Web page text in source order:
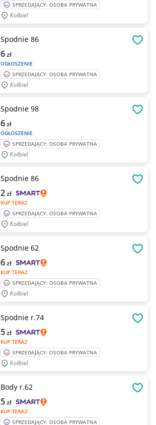
SPRZEDAJĄCY: OSOBA PRYWATNA
Kołbiel
Spodnie 86
OGŁOSZENIE
6zł
SPRZEDAJĄCY: OSOBA PRYWATNA
Kołbiel
Spodnie 98
OGŁOSZENIE
6zł
SPRZEDAJĄCY: OSOBA PRYWATNA
Kołbiel
Spodnie 86
KUP TERAZ
2zł
SPRZEDAJĄCY: OSOBA PRYWATNA
Kołbiel
Spodnie 62
KUP TERAZ
6zł
SPRZEDAJĄCY: OSOBA PRYWATNA
Kołbiel
Spodnie r.74
KUP TERAZ
5zł
SPRZEDAJĄCY: OSOBA PRYWATNA
Kołbiel
Body r.62
KUP TERAZ
5zł
SPRZEDAJĄCY: OSOBA PRYWATNA